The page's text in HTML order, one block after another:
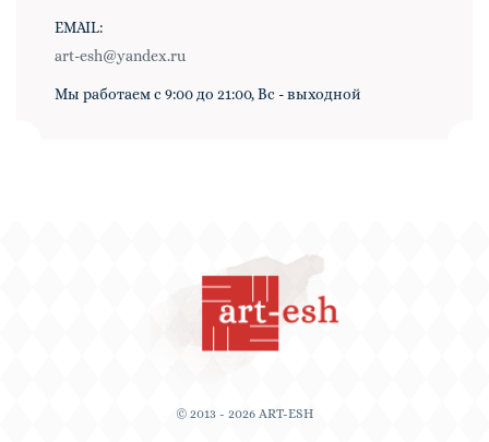
EMAIL:
art-esh@yandex.ru
Мы работаем с 9:00 до 21:00, Вс - выходной
© 2013 - 2026 ART-ESH